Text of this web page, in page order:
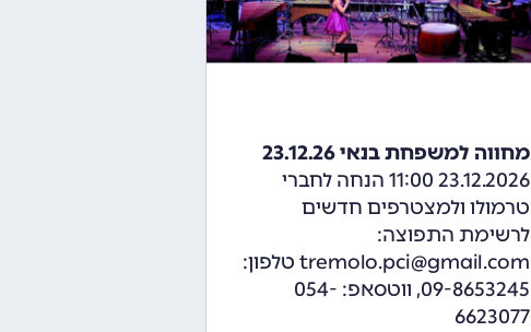
מחווה למשפחת בנאי 23.12.26
23.12.2026 11:00 הנחה לחברי
טרמולו ולמצטרפים חדשים
לרשימת התפוצה:
tremolo.pci@gmail.com טלפון:
09-8653245, ווטסאפ: 054-
6623077